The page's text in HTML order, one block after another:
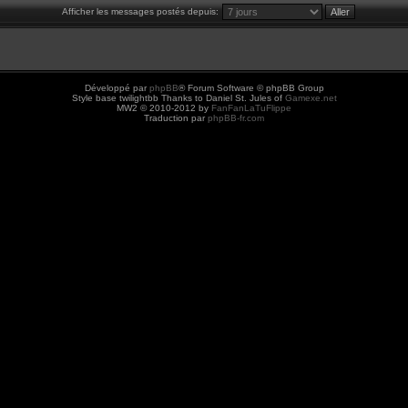
Afficher les messages postés depuis:
Développé par phpBB® Forum Software © phpBB Group
Style base twilightbb Thanks to Daniel St. Jules of Gamexe.net
MW2 © 2010-2012 by FanFanLaTuFlippe
Traduction par phpBB-fr.com